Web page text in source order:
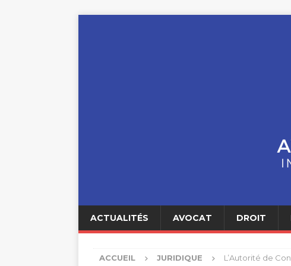
ACTUALITÉS AVOCAT DROIT
ACCUEIL JURIDIQUE
L’Autorité de